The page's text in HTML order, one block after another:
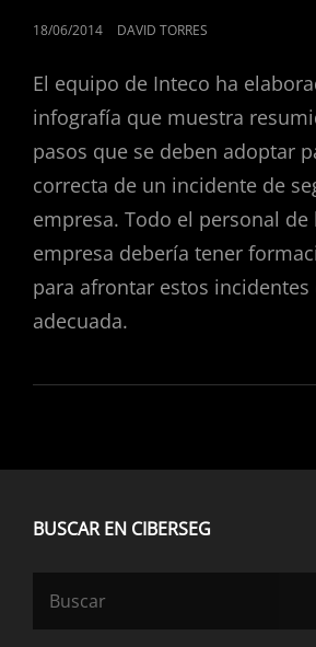
PUBLICADO
18/06/2014 DAVID TORRES
El equipo de Inteco ha
infografía que muestra
pasos que se deben adoptar
correcta de un incidente de
empresa. Todo el personal de
empresa debería tener
para afrontar estos incidentes
adecuada.
BUSCAR EN CIBERSEG